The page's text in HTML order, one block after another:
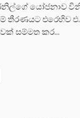
රනිල්ගේ යෝජනාව
තීරණයට එරෙහිව
සම්මත කර...